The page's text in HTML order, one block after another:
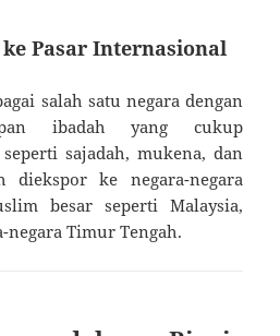
Pasar Internasional
salah satu negara dengan
ibadah yang cukup
sajadah, mukena, dan
diekspor ke negara-negara
besar seperti Malaysia,
Timur Tengah.